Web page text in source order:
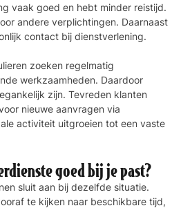
vaak goed en hebt minder reistijd.
andere verplichtingen. Daarnaast
contact bij dienstverlening.
zoeken regelmatig
werkzaamheden. Daardoor
zijn. Tevreden klanten
nieuwe aanvragen via
activiteit uitgroeien tot een vaste
goed bij je past?
sluit aan bij dezelfde situatie.
te kijken naar beschikbare tijd,